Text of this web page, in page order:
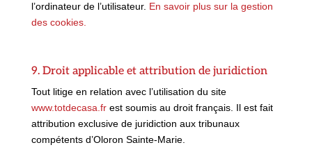
l’ordinateur de l’utilisateur. En savoir plus sur la gestion
des cookies.
9. Droit applicable et attribution de juridiction
Tout litige en relation avec l’utilisation du site
www.totdecasa.frest soumis au droit français. Il est fait
attribution exclusive de juridiction aux tribunaux
compétents d’Oloron Sainte-Marie.